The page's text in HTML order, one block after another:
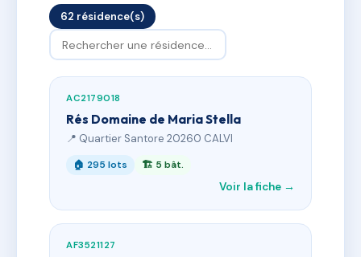
62 résidence(s)
AC2179018
Rés Domaine de Maria Stella
📍 Quartier Santore 20260 CALVI
🏠 295 lots 🏗 5 bât.
Voir la fiche →
AF3521127